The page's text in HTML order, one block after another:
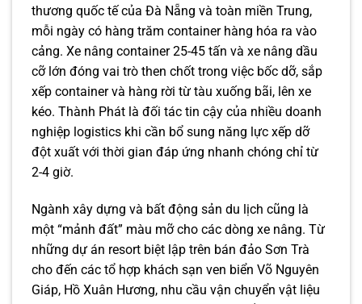
thương quốc tế của Đà Nẵng và toàn miền Trung,
mỗi ngày có hàng trăm container hàng hóa ra vào
cảng. Xe nâng container 25-45 tấn và xe nâng dầu
cỡ lớn đóng vai trò then chốt trong việc bốc dỡ, sắp
xếp container và hàng rời từ tàu xuống bãi, lên xe
kéo. Thành Phát là đối tác tin cậy của nhiều doanh
nghiệp logistics khi cần bổ sung năng lực xếp dỡ
đột xuất với thời gian đáp ứng nhanh chóng chỉ từ
2-4 giờ.
Ngành xây dựng và bất động sản du lịch cũng là
một “mảnh đất” màu mỡ cho các dòng xe nâng. Từ
những dự án resort biệt lập trên bán đảo Sơn Trà
cho đến các tổ hợp khách sạn ven biển Võ Nguyên
Giáp, Hồ Xuân Hương, nhu cầu vận chuyển vật liệu